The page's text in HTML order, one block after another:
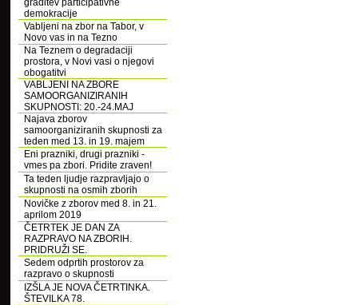
graditev participativne
demokracije
Vabljeni na zbor na Tabor, v
Novo vas in na Tezno
Na Teznem o degradaciji
prostora, v Novi vasi o njegovi
obogatitvi
VABLJENI NA ZBORE
SAMOORGANIZIRANIH
SKUPNOSTI: 20.-24.MAJ
Najava zborov
samoorganiziranih skupnosti za
teden med 13. in 19. majem
Eni prazniki, drugi prazniki -
vmes pa zbori. Pridite zraven!
Ta teden ljudje razpravljajo o
skupnosti na osmih zborih
Novičke z zborov med 8. in 21.
aprilom 2019
ČETRTEK JE DAN ZA
RAZPRAVO NA ZBORIH.
PRIDRUŽI SE.
Sedem odprtih prostorov za
razpravo o skupnosti
IZŠLA JE NOVA ČETRTINKA.
ŠTEVILKA 78.